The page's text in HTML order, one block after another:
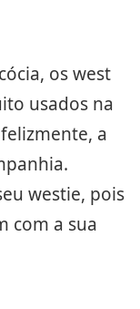
os west
usados na
a
westie, pois
com a sua